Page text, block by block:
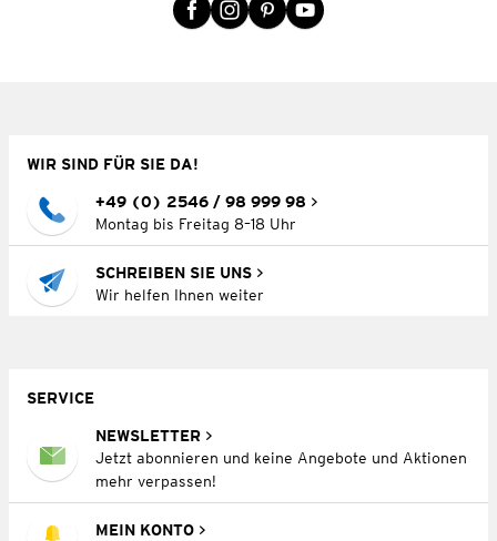
WIR SIND FÜR SIE DA!
+49 (0) 2546 / 98 999 98
Montag bis Freitag 8–18 Uhr
SCHREIBEN SIE UNS
Wir helfen Ihnen weiter
SERVICE
NEWSLETTER
Jetzt abonnieren und keine Angebote und Aktionen
mehr verpassen!
MEIN KONTO